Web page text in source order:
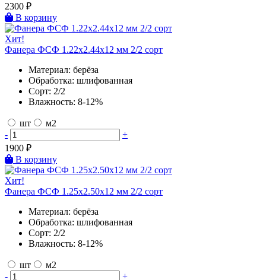
2300 ₽
В корзину
Хит!
Фанера ФСФ 1.22х2.44х12 мм 2/2 сорт
Материал: берёза
Обработка: шлифованная
Сорт: 2/2
Влажность: 8-12%
шт
м2
-
+
1900 ₽
В корзину
Хит!
Фанера ФСФ 1.25х2.50х12 мм 2/2 сорт
Материал: берёза
Обработка: шлифованная
Сорт: 2/2
Влажность: 8-12%
шт
м2
-
+